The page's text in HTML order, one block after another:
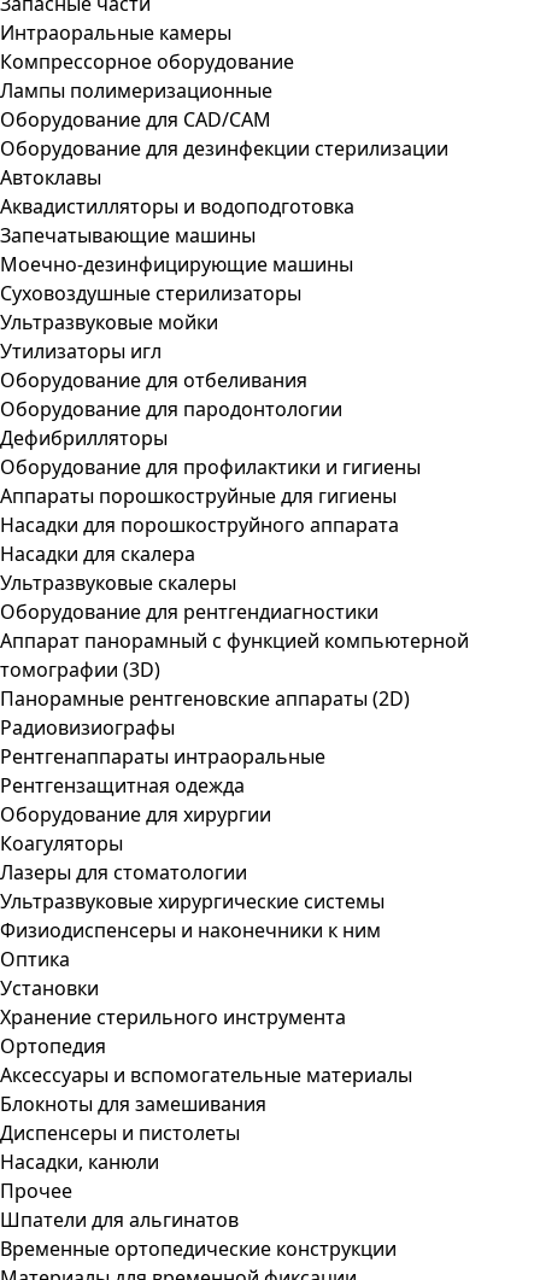
Интраоральные камеры
Компрессорное оборудование
Лампы полимеризационные
Оборудование для CAD/CAM
Оборудование для дезинфекции стерилизации
Автоклавы
Аквадистилляторы и водоподготовка
Запечатывающие машины
Моечно-дезинфицирующие машины
Суховоздушные стерилизаторы
Ультразвуковые мойки
Утилизаторы игл
Оборудование для отбеливания
Оборудование для пародонтологии
Дефибрилляторы
Оборудование для профилактики и гигиены
Аппараты порошкоструйные для гигиены
Насадки для порошкоструйного аппарата
Насадки для скалера
Ультразвуковые скалеры
Оборудование для рентгендиагностики
Аппарат панорамный с функцией компьютерной
томографии (3D)
Панорамные рентгеновские аппараты (2D)
Радиовизиографы
Рентгенаппараты интраоральные
Рентгензащитная одежда
Оборудование для хирургии
Коагуляторы
Лазеры для стоматологии
Ультразвуковые хирургические системы
Физиодиспенсеры и наконечники к ним
Оптика
Установки
Хранение стерильного инструмента
Ортопедия
Аксессуары и вспомогательные материалы
Блокноты для замешивания
Диспенсеры и пистолеты
Насадки, канюли
Прочее
Шпатели для альгинатов
Временные ортопедические конструкции